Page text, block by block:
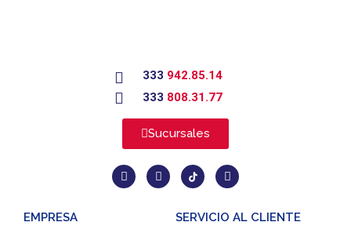
333 942.85.14
333 808.31.77
Sucursales
EMPRESA SERVICIO AL CLIENTE